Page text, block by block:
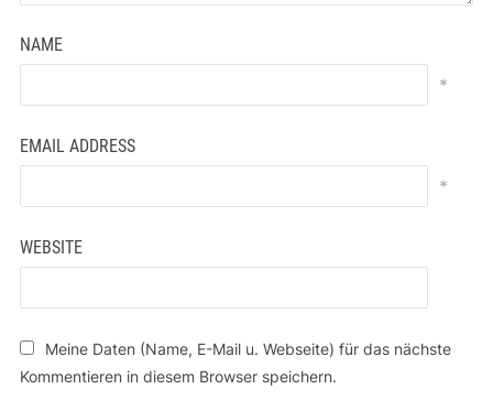
NAME
*
EMAIL ADDRESS
*
WEBSITE
Meine Daten (Name, E-Mail u. Webseite) für das nächste
Kommentieren in diesem Browser speichern.